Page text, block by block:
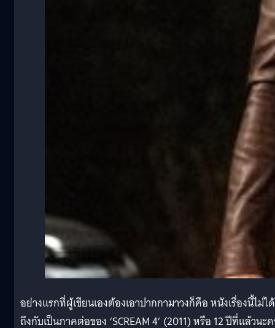
อย่างแรกที่ผู้เขียนเองต้องเอาปากกามาวงก็คือ หนังเรื่องนี้ไม่ได้
ถึงกับเป็นภาคต่อของ ‘SCREAM 4’ (2011) หรือ 12 ปีที่แล้วนะ